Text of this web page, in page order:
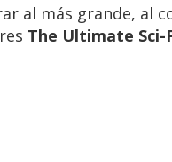
al más grande, al
The Ultimate Sci-